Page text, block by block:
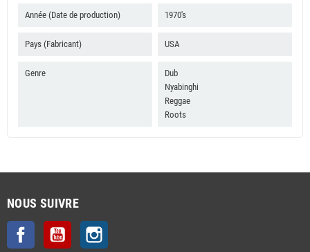
Année (Date de production) 1970's
Pays (Fabricant) USA
Genre
Dub
Nyabinghi
Reggae
Roots
NOUS SUIVRE
Facebook YouTube